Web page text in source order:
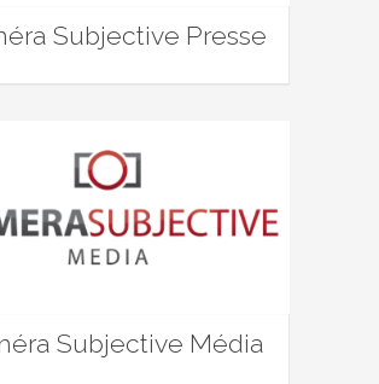
Subjective Presse
Subjective Média